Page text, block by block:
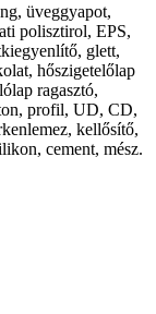
üveggyapot,
polisztirol, EPS,
glett,
hőszigetelőlap
ragasztó,
profil, UD, CD,
kellősítő,
cement, mész.